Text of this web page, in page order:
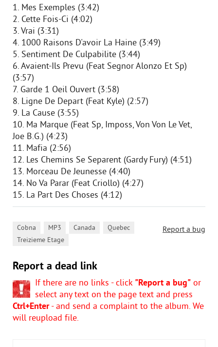
1. Mes Exemples (3:42)
2. Cette Fois-Ci (4:02)
3. Vrai (3:31)
4. 1000 Raisons D'avoir La Haine (3:49)
5. Sentiment De Culpabilite (3:44)
6. Avaient-Ils Prevu (Feat Segnor Alonzo Et Sp)
(3:57)
7. Garde 1 Oeil Ouvert (3:58)
8. Ligne De Depart (Feat Kyle) (2:57)
9. La Cause (3:55)
10. Ma Marque (Feat Sp, Imposs, Von Von Le Vet,
Joe B.G.) (4:23)
11. Mafia (2:56)
12. Les Chemins Se Separent (Gardy Fury) (4:51)
13. Morceau De Jeunesse (4:40)
14. No Va Parar (Feat Criollo) (4:27)
15. La Part Des Choses (4:12)
Report a bug
Cobna MP3 Canada Quebec
Treizieme Etage
Report a dead link
If there are no links - click "Report a bug" or
select any text on the page text and press
Ctrl+Enter- and send a complaint to the album. We
will reupload file.